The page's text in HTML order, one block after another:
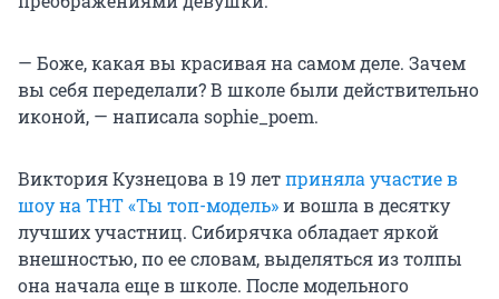
— Боже, какая вы красивая на самом деле. Зачем
вы себя переделали? В школе были действительно
иконой, — написала sophie_poem.
Виктория Кузнецова в 19 летприняла участие в
шоу на ТНТ «Ты топ-модель»и вошла в десятку
лучших участниц. Сибирячка обладает яркой
внешностью, по ее словам, выделяться из толпы
она начала еще в школе. После модельного